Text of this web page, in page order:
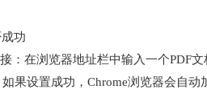
功
：在浏览器地址栏中输入一个PDF
果设置成功，Chrome浏览器会自动